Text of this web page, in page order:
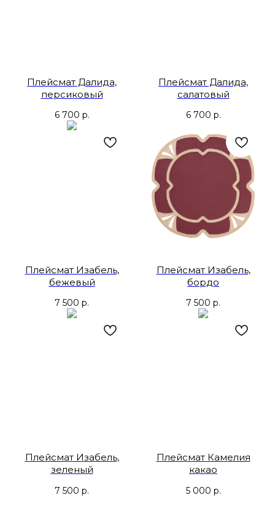
Плейсмат Далида,
персиковый
6 700 р.
Плейсмат Далида,
салатовый
6 700 р.
Плейсмат Изабель,
бежевый
7 500 р.
Плейсмат Изабель,
бордо
7 500 р.
Плейсмат Изабель,
зеленый
7 500 р.
Плейсмат Камелия
какао
5 000 р.